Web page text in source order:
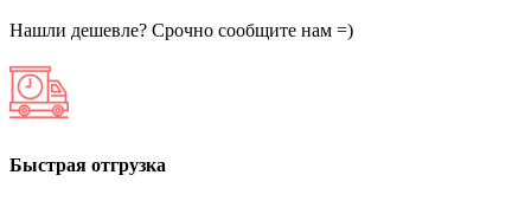
Нашли дешевле? Срочно сообщите нам =)
Быстрая отгрузка